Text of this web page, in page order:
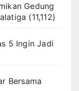
Gedung
(11,112)
5 Ingin Jadi
Bersama